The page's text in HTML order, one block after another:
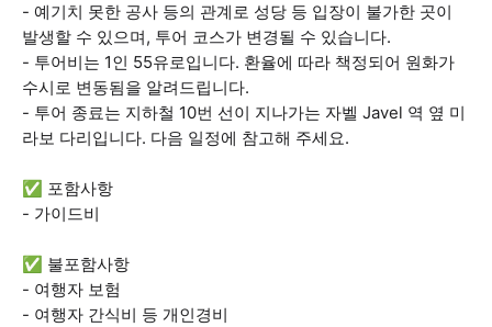
- 예기치 못한 공사 등의 관계로 성당 등 입장이 불가한 곳이
발생할 수 있으며, 투어 코스가 변경될 수 있습니다.
- 투어비는 1인 55유로입니다. 환율에 따라 책정되어 원화가
수시로 변동됨을 알려드립니다.
- 투어 종료는 지하철 10번 선이 지나가는 자벨 Javel 역 옆 미
라보 다리입니다. 다음 일정에 참고해 주세요.
✅ 포함사항
- 가이드비
✅ 불포함사항
- 여행자 보험
- 여행자 간식비 등 개인경비